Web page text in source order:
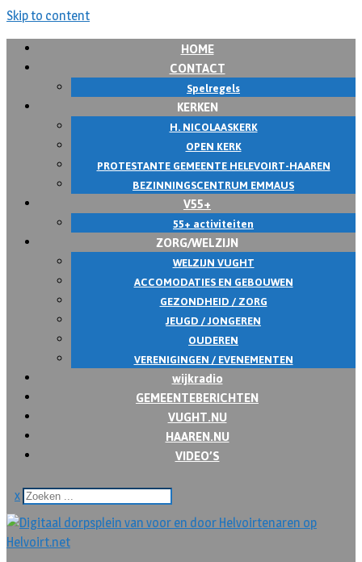
Skip to content
HOME
CONTACT
Spelregels
KERKEN
H. NICOLAASKERK
OPEN KERK
PROTESTANTE GEMEENTE HELEVOIRT-HAAREN
BEZINNINGSCENTRUM EMMAUS
V55+
55+ activiteiten
ZORG/WELZIJN
WELZIJN VUGHT
ACCOMODATIES EN GEBOUWEN
GEZONDHEID / ZORG
JEUGD / JONGEREN
OUDEREN
VERENIGINGEN / EVENEMENTEN
wijkradio
GEMEENTEBERICHTEN
VUGHT.NU
HAAREN.NU
VIDEO’S
x